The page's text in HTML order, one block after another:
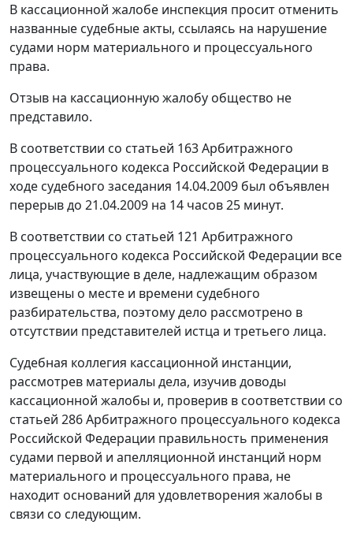
В кассационной жалобе инспекция просит отменить
названные судебные акты, ссылаясь на нарушение
судами норм материального и процессуального
права.
Отзыв на кассационную жалобу общество не
представило.
В соответствии со статьей 163Арбитражного
процессуального кодекса Российской Федерации в
ходе судебного заседания 14.04.2009 был объявлен
перерыв до 21.04.2009 на 14 часов 25 минут.
В соответствии со статьей 121 Арбитражного
процессуального кодекса Российской Федерации все
лица, участвующие в деле, надлежащим образом
извещены о месте и времени судебного
разбирательства, поэтому дело рассмотрено в
отсутствии представителей истца и третьего лица.
Судебная коллегия кассационной инстанции,
рассмотрев материалы дела, изучив доводы
кассационной жалобы и, проверив в соответствии со
статьей 286Арбитражного процессуального кодекса
Российской Федерации правильность применения
судами первой и апелляционной инстанций норм
материального и процессуального права, не
находит оснований для удовлетворения жалобы в
связи со следующим.